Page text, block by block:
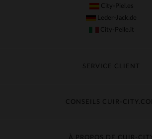
City-Piel.es
Leder-Jack.de
City-Pelle.it
SERVICE CLIENT
Échange & Remboursement
Contacter le service client
CONSEILS CUIR-
Guide des matières